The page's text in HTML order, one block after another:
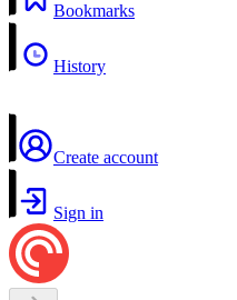
Bookmarks
History
Create account
Sign in